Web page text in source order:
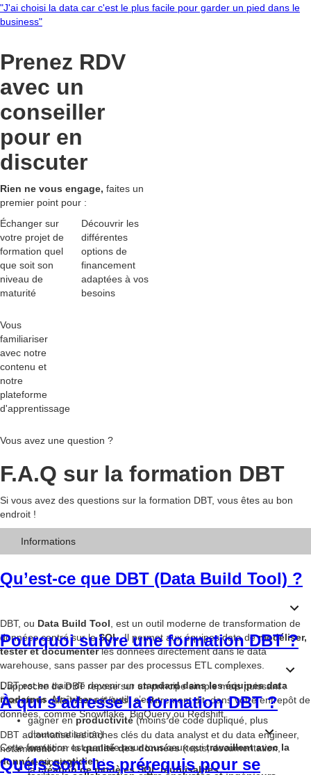
"J'ai choisi la data car c'est le plus facile pour garder un pied dans le
business"
Prenez RDV
avec un
conseiller
pour en
discuter
Rien ne vous engage, faites un
premier point pour :
Échanger sur
votre projet de
formation quel
que soit son
niveau de
maturité
Découvrir les
différentes
options de
financement
adaptées à vos
besoins
Vous
familiariser
avec notre
contenu et
notre
plateforme
d'apprentissage
Vous avez une question ?
F.A.Q sur la formation DBT
Si vous avez des questions sur la formation DBT, vous êtes au bon
endroit !
Informations
Qu’est-ce que DBT (Data Build Tool) ?
DBT, ou Data Build Tool , est un outil moderne de transformation de
données centré sur leSQL. Il permet aux équipes data demodéliser,
tester et documenterles données directement dans le data
warehouse, sans passer par des processus ETL complexes.
L’approche de DBT repose sur un principe simple mais puissant :
“transform data where it lives”— autrement dit, dans votre entrepôt de
données, comme Snowflake, BigQuery ou Redshift.
DBT automatise les tâches clés du data analyst et du data engineer,
notamment :
lacréation de modèles SQL réutilisables
Pourquoi suivre une formation DBT ?
DBT est en train de devenir un standard dans les équipes data
modernes. Maîtriser cet outil, c’est :
gagner enproductivité(moins de code dupliqué, plus
d’automatisation)
améliorer laqualité des données(tests, documentation,
versioning)
À qui s’adresse la formation DBT ?
Cette formation est pensée pour tous ceux quitravaillent avec la
donnée au quotidien:
Quels sont les prérequis pour se